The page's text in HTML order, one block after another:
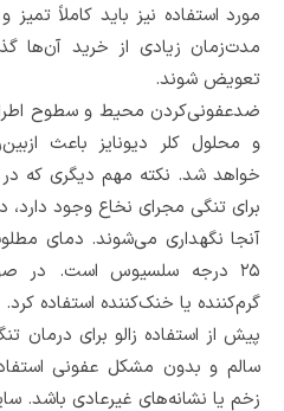
مورد استفاده نیز باید کاملاً
مدت‌زمان زیادی از خرید آن‌ها
تعویض شوند.
و محلول کلر دیونایز باعث
خواهد شد. نکته مهم دیگری که در
برای تنگی مجرای نخاع وجود
۲۵ درجه سلسیوس است. در
گرم‌کننده یا خنک‌کننده استفاده کرد.
پیش از استفاده زالو برای درمان
سالم و بدون مشکل عفونی
زخم یا نشانه‌های غیرعادی